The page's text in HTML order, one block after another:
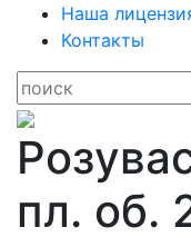
Наша
Контакты
пл. об.